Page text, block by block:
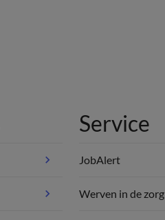
Service
JobAlert
Werven in de zorg